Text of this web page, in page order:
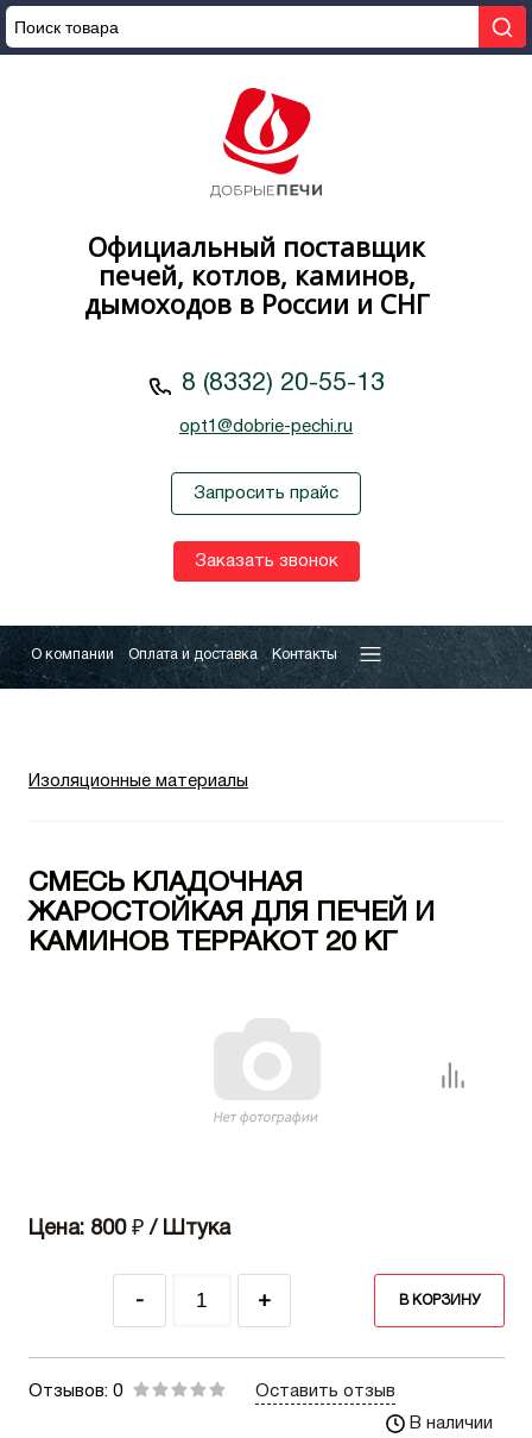
Официальный поставщик
печей, котлов, каминов,
дымоходов в России и СНГ
8 (8332) 20-55-13
opt1@dobrie-pechi.ru
Запросить прайс
Заказать звонок
О компании Оплата и доставка Контакты
Изоляционные материалы
СМЕСЬ КЛАДОЧНАЯ
ЖАРОСТОЙКАЯ ДЛЯ ПЕЧЕЙ И
КАМИНОВ ТЕРРАКОТ 20 КГ
Цена: 800 ₽ / Штука
- + В КОРЗИНУ
Отзывов: 0
Оставить отзыв
В наличии